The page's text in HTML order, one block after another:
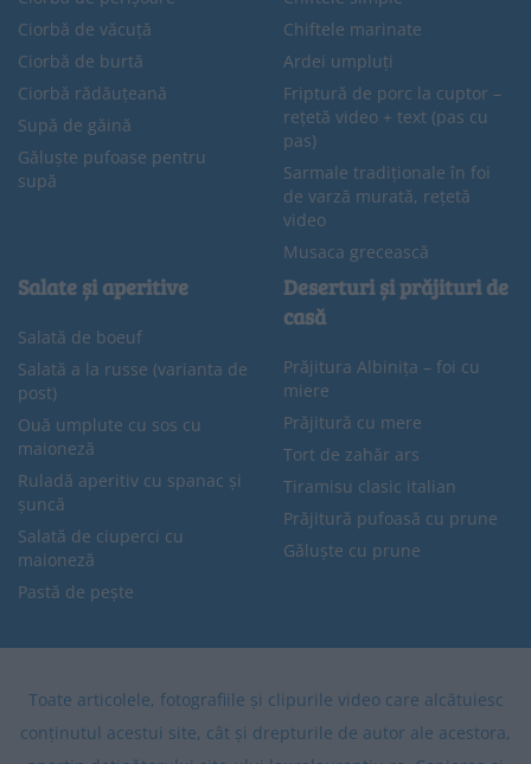
Ciorbă de văcuță
Ciorbă de burtă
Ciorbă rădăuțeană
Supă de găină
Găluște pufoase pentru
supă
Chiftele marinate
Ardei umpluți
Friptură de porc la cuptor –
rețetă video + text (pas cu
pas)
Sarmale tradiționale în foi
de varză murată, rețetă
video
Musaca grecească
Salate și aperitive
Salată de boeuf
Salată a la russe (varianta de
post)
Ouă umplute cu sos cu
maioneză
Ruladă aperitiv cu spanac și
șuncă
Salată de ciuperci cu
maioneză
Pastă de pește
Deserturi și prăjituri de
casă
Prăjitura Albinița – foi cu
miere
Prăjitură cu mere
Tort de zahăr ars
Tiramisu clasic italian
Prăjitură pufoasă cu prune
Găluște cu prune
Toate articolele, fotografiile și clipurile video care alcătuiesc
conținutul acestui site, cât și drepturile de autor ale acestora,